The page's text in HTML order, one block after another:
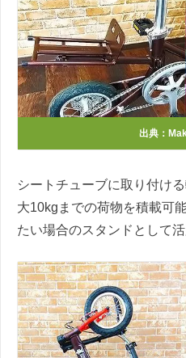
出典：
シートチューブに取り付け
大10kgまでの荷物を積載可
たい場合のスタンドとして活